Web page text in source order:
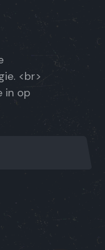
<br>
in op